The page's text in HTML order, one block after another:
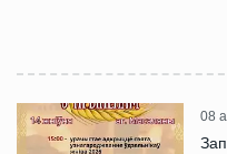
08